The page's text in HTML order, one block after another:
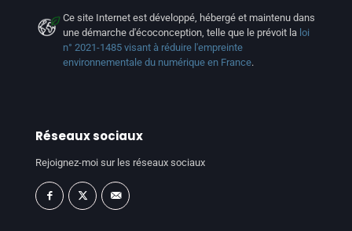
Ce site Internet est développé, hébergé et maintenu dans
une démarche d'écoconception, telle que le prévoit la loi
n° 2021-1485 visant à réduire l'empreinte
environnementale du numérique en France.
Réseaux sociaux
Rejoignez-moi sur les réseaux sociaux